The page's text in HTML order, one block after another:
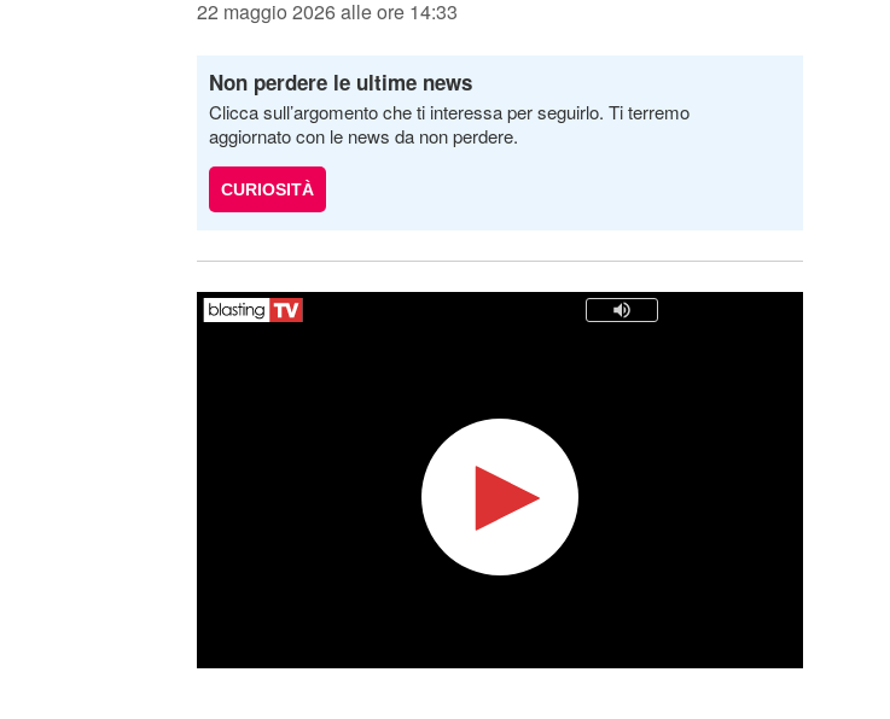
22 maggio 2026 alle ore 14:33
Non perdere le ultime news
Clicca sull’argomento che ti interessa per seguirlo. Ti terremo
aggiornato con le news da non perdere.
CURIOSITÀ